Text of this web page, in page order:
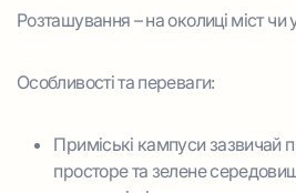
Розташування – на околиці міст
Особливості та переваги:
Приміські кампуси зазвичай
просторе та зелене